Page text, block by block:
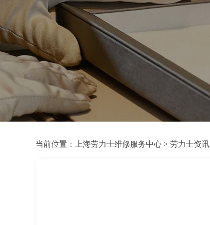
当前位置： 上海劳力士维修服务中心 > 劳力士资讯